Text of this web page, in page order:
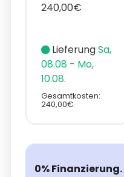
240,00€
LieferungSa,
08.08 - Mo,
10.08.
Gesamtkosten:
240,00€.
0% Finanzierung.